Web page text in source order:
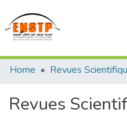
DSPACE de l'École
Publics
Home Revues
Revues